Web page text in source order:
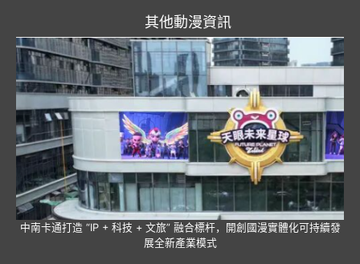
其他動漫資訊
中南卡通打造 “IP + 科技 + 文旅” 融合標杆，開創國漫實體化可持續發
展全新產業模式